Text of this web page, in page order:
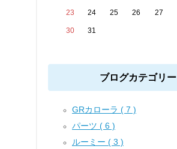
23 24 25 26 27
30 31
ブログカテゴリー
GRカローラ ( 7 )
パーツ ( 6 )
ルーミー ( 3 )